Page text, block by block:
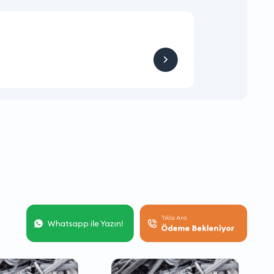
Whatsapp ile Yazın!
Tıkla Ara
Ödeme Bekleniyor